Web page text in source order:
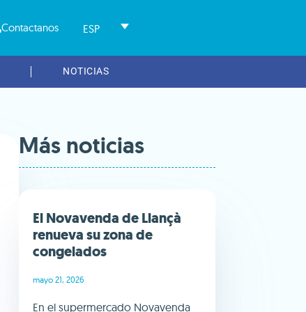
Contactanos ESP
NOTICIAS
Más noticias
El Novavenda de Llançà
renueva su zona de
congelados
mayo 21, 2026
En el supermercado Novavenda